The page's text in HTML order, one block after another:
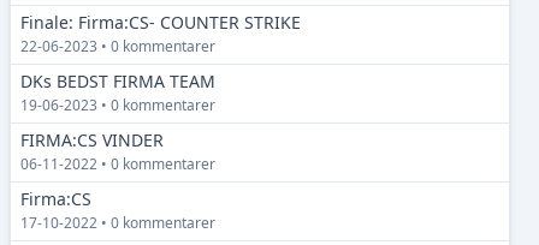
Finale: Firma:CS- COUNTER STRIKE
22-06-2023 • 0 kommentarer
DKs BEDST FIRMA TEAM
19-06-2023 • 0 kommentarer
FIRMA:CS VINDER
06-11-2022 • 0 kommentarer
Firma:CS
17-10-2022 • 0 kommentarer